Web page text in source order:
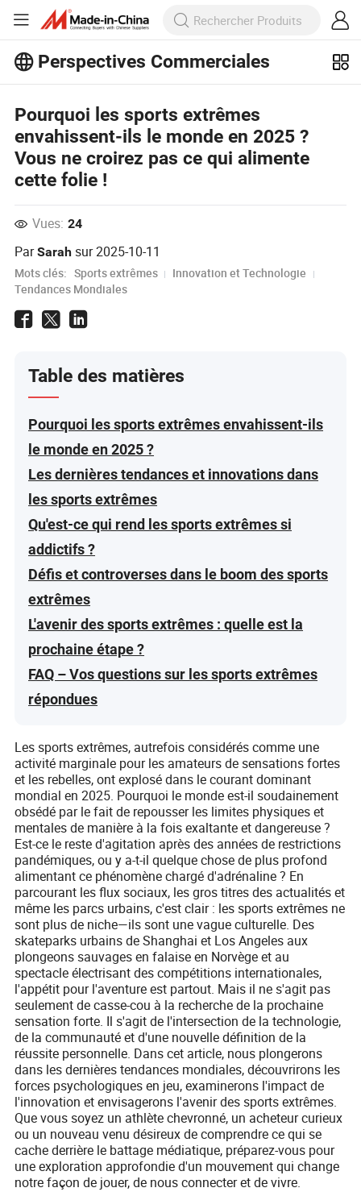
Perspectives Commerciales
sur Perspectives Commerciales !
Voir Plus
Pourquoi les sports extrêmes
envahissent-ils le monde en 2025 ?
Vous ne croirez pas ce qui alimente
cette folie !
Vues: 24
ParSarah sur2025-10-11
Mots clés: Sports extrêmes
Innovation et Technologie
Tendances Mondiales
Table des matières
Pourquoi les sports extrêmes envahissent-ils
le monde en 2025 ?
Les dernières tendances et innovations dans
les sports extrêmes
Qu'est-ce qui rend les sports extrêmes si
addictifs ?
Défis et controverses dans le boom des sports
extrêmes
L'avenir des sports extrêmes : quelle est la
prochaine étape ?
FAQ – Vos questions sur les sports extrêmes
répondues
Les sports extrêmes, autrefois considérés comme une
activité marginale pour les amateurs de sensations fortes
et les rebelles, ont explosé dans le courant dominant
mondial en 2025. Pourquoi le monde est-il soudainement
obsédé par le fait de repousser les limites physiques et
mentales de manière à la fois exaltante et dangereuse ?
Est-ce le reste d'agitation après des années de restrictions
pandémiques, ou y a-t-il quelque chose de plus profond
alimentant ce phénomène chargé d'adrénaline ? En
parcourant les flux sociaux, les gros titres des actualités et
même les parcs urbains, c'est clair : les sports extrêmes ne
sont plus de niche—ils sont une vague culturelle. Des
skateparks urbains de Shanghai et Los Angeles aux
plongeons sauvages en falaise en Norvège et au
spectacle électrisant des compétitions internationales,
l'appétit pour l'aventure est partout. Mais il ne s'agit pas
seulement de casse-cou à la recherche de la prochaine
sensation forte. Il s'agit de l'intersection de la technologie,
de la communauté et d'une nouvelle définition de la
réussite personnelle. Dans cet article, nous plongerons
dans les dernières tendances mondiales, découvrirons les
forces psychologiques en jeu, examinerons l'impact de
l'innovation et envisagerons l'avenir des sports extrêmes.
Que vous soyez un athlète chevronné, un acheteur curieux
ou un nouveau venu désireux de comprendre ce qui se
cache derrière le battage médiatique, préparez-vous pour
une exploration approfondie d'un mouvement qui change
notre façon de jouer, de nous connecter et de vivre.